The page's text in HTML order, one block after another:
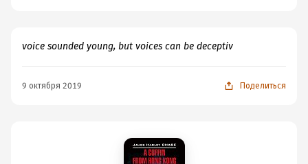
voice sounded young, but voices can be deceptiv
9 октября 2019 Поделиться